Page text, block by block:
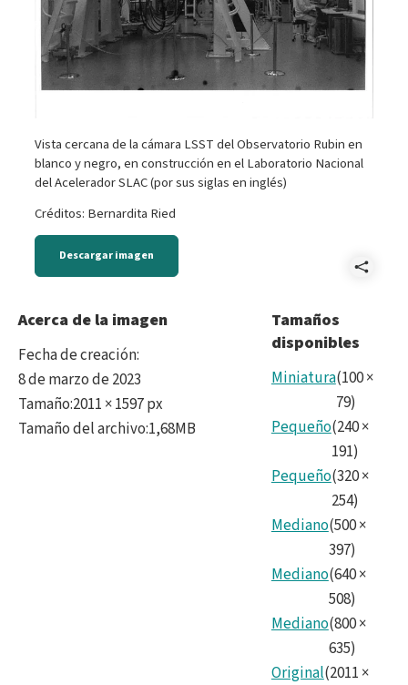
Vista cercana de la cámara LSST del Observatorio Rubin en
blanco y negro, en construcción en el Laboratorio Nacional
del Acelerador SLAC (por sus siglas en inglés)
Créditos: Bernardita Ried
Descargar imagen
Acerca de la imagen
Fecha de creación:
8 de marzo de 2023
Tamaño:2011 × 1597 px
Tamaño del archivo:1,68MB
Tamaños
disponibles
Miniatura(100×
79)
Pequeño(240×
191)
Pequeño(320×
254)
Mediano(500×
397)
Mediano(640×
508)
Mediano(800×
635)
Original(2011 ×